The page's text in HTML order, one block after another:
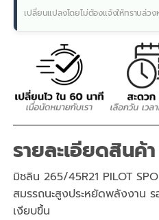
เปลี่ยนแปลงโดยไม่ต้องแจ้งให้ทราบล่วง
รายละเอียดสินค้า
มิชลิน 265/45R21 PILOT
สมรรถนะสูงประหยัดพลังงาน
เงียบขึ้น